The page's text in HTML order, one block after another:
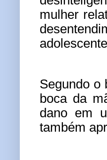
mulher
Segundo o
boca da
dano em
também